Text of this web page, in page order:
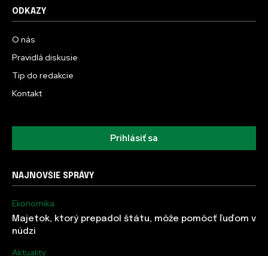
ODKAZY
O nás
Pravidlá diskusie
Tip do redakcie
Kontakt
Prihlásiť sa
NAJNOVŠIE SPRÁVY
Ekonomika
Majetok, ktorý prepadol štátu, môže pomôcť ľuďom v
núdzi
Aktuality